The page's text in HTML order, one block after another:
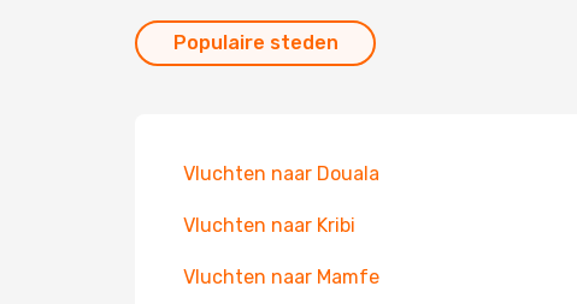
Populaire steden
Vluchten naar Douala
Vluchten naar Kribi
Vluchten naar Mamfe